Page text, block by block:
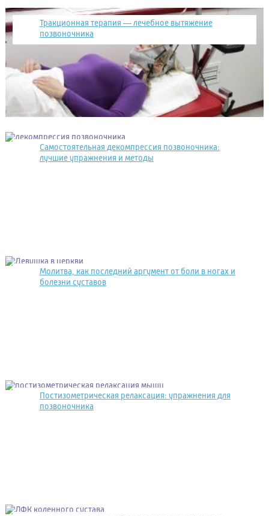
Тракционная терапия — лечебное вытяжение
позвоночника
Самостоятельная декомпрессия позвоночника:
лучшие упражнения и методы
Молитва, как последний аргумент от боли в ногах и
болезни суставов
Постизометрическая релаксация: упражнения для
позвоночника